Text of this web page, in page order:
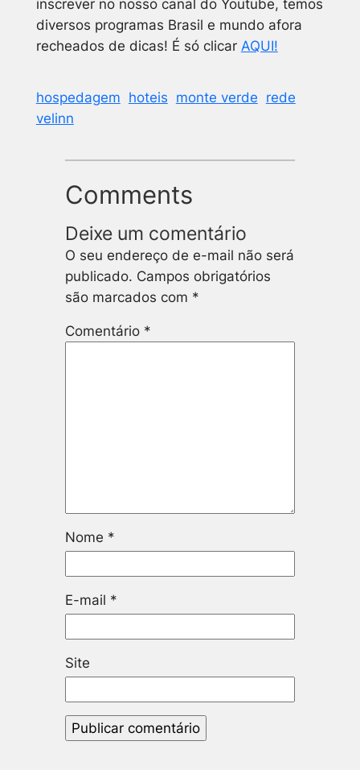
inscrever no nosso canal do Youtube, temos
diversos programas Brasil e mundo afora
recheados de dicas! É só clicar AQUI!
hospedagem hoteis monte verde rede
velinn
Comments
Deixe um comentário
O seu endereço de e-mail não será
publicado. Campos obrigatórios
são marcados com *
Comentário *
Nome *
E-mail *
Site